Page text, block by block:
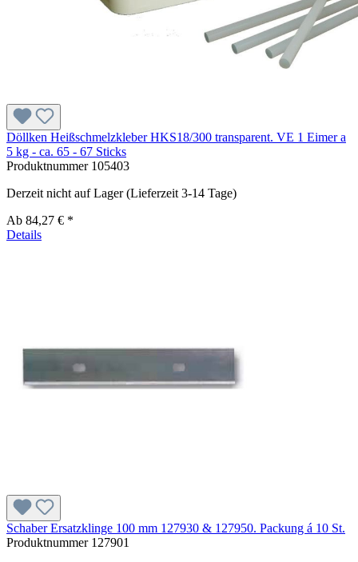
Döllken Heißschmelzkleber HKS18/300 transparent. VE 1 Eimer a
5 kg - ca. 65 - 67 Sticks
Produktnummer 105403
Derzeit nicht auf Lager (Lieferzeit 3-14 Tage)
Ab 84,27 € *
Details
Schaber Ersatzklinge 100 mm 127930 & 127950. Packung á 10 St.
Produktnummer 127901